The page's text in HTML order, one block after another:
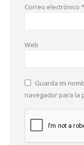
Correo electrónico *
Web
Guarda mi
navegador para la